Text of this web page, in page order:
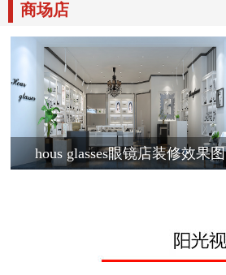
商场店
hous glasses眼镜店装修效果图